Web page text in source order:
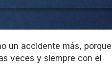
un accidente más, porque
veces y siempre con el